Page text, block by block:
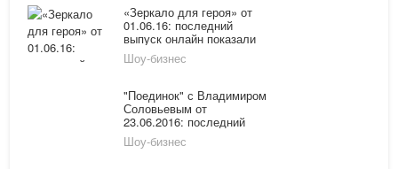
«Зеркало для героя» от
01.06.16: последний
выпуск онлайн показали
по НТВ: гость программы
– Елена Чайковская
Шоу-бизнес
"Поединок" с Владимиром
Соловьевым от
23.06.2016: последний
выпуск на "Россия-1"
смотреть онлайн
Шоу-бизнес